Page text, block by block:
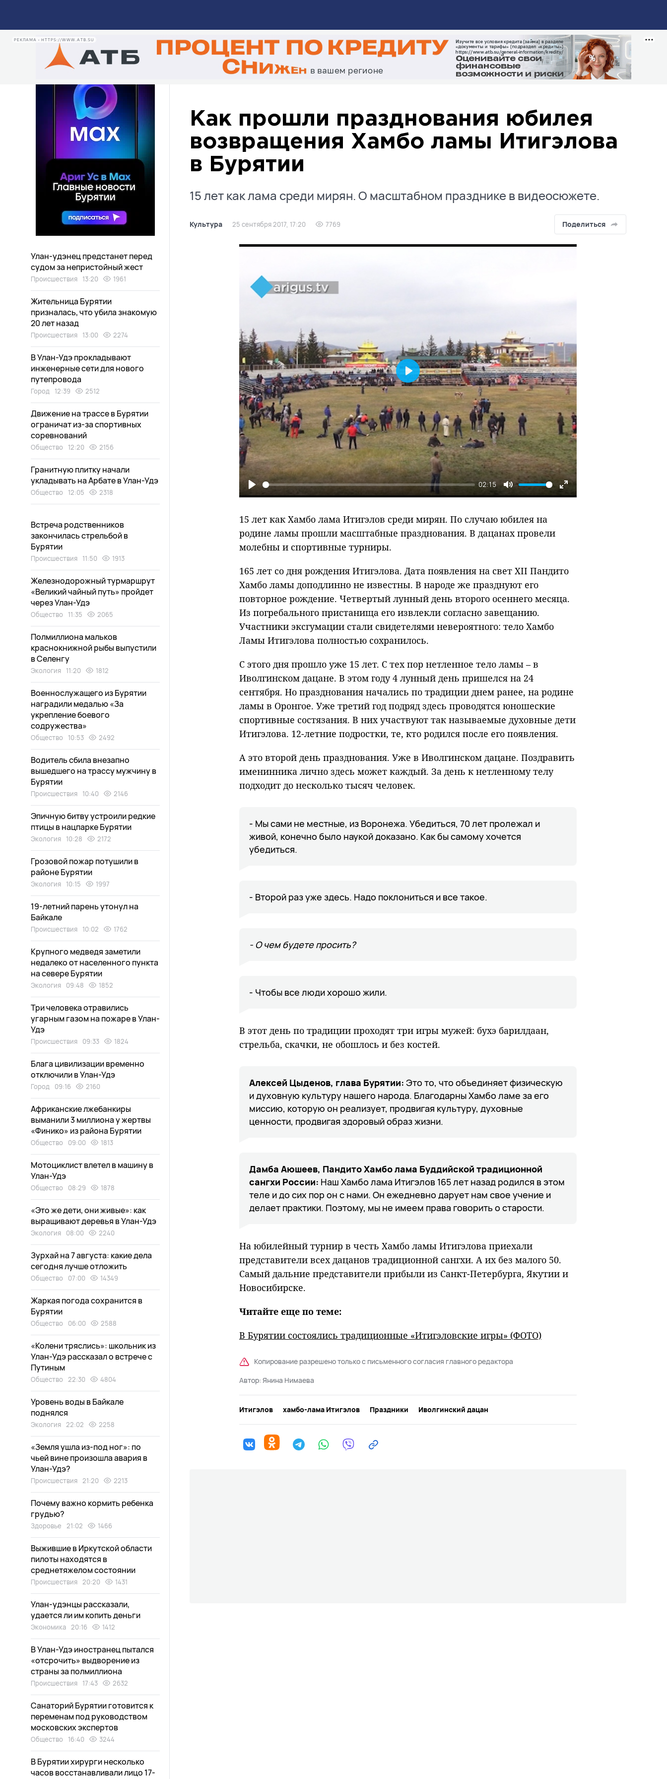
РЕКЛАМА • HTTPS://WWW.ATB.SU
Как прошли празднования юбилея
возвращения Хамбо ламы Итигэлова
в Бурятии
15 лет как лама среди мирян. О масштабном празднике в видеосюжете.
Культура 25 сентября 2017, 17:20 7769 Поделиться
Play
02:15
Mute
Enter
Play
15 лет как Хамбо лама Итигэлов среди мирян. По случаю юбилея на
родине ламы прошли масштабные празднования. В дацанах провели
молебны и спортивные турниры.
165 лет со дня рождения Итигэлова. Дата появления на свет XII Пандито
Хамбо ламы доподлинно не известны. В народе же празднуют его
повторное рождение. Четвертый лунный день второго осеннего месяца.
Из погребального пристанища его извлекли согласно завещанию.
Участники эксгумации стали свидетелями невероятного: тело Хамбо
Ламы Итигэлова полностью сохранилось.
С этого дня прошло уже 15 лет. С тех пор нетленное тело ламы – в
Иволгинском дацане. В этом году 4 лунный день пришелся на 24
сентября. Но празднования начались по традиции днем ранее, на родине
ламы в Оронгое. Уже третий год подряд здесь проводятся юношеские
спортивные состязания. В них участвуют так называемые духовные дети
Итигэлова. 12-летние подростки, те, кто родился после его появления.
А это второй день празднования. Уже в Иволгинском дацане. Поздравить
именинника лично здесь может каждый. За день к нетленному телу
подходит до несколько тысяч человек.
- Мы сами не местные, из Воронежа. Убедиться, 70 лет пролежал и
живой, конечно было наукой доказано. Как бы самому хочется
убедиться.
- Второй раз уже здесь. Надо поклониться и все такое.
- О чем будете просить?
- Чтобы все люди хорошо жили.
В этот день по традиции проходят три игры мужей: бухэ барилдаан,
стрельба, скачки, не обошлось и без костей.
Алексей Цыденов, глава Бурятии: Это то, что объединяет физическую
и духовную культуру нашего народа. Благодарны Хамбо ламе за его
миссию, которую он реализует, продвигая культуру, духовные
ценности, продвигая здоровый образ жизни.
Дамба Аюшеев, Пандито Хамбо лама Буддийской традиционной
сангхи России: Наш Хамбо лама Итигэлов 165 лет назад родился в этом
теле и до сих пор он с нами. Он ежедневно дарует нам свое учение и
делает практики. Поэтому, мы не имеем права говорить о старости.
На юбилейный турнир в честь Хамбо ламы Итигэлова приехали
представители всех дацанов традиционной сангхи. А их без малого 50.
Самый дальние представители прибыли из Санкт-Петербурга, Якутии и
Новосибирске.
Читайте еще по теме:
В Бурятии состоялись традиционные «Итигэловские игры» (ФОТО)
Копирование разрешено только с письменного согласия главного редактора
Автор: Янина Нимаева
Итигэлов хамбо-лама Итигэлов Праздники Иволгинский дацан
РЕКЛАМА • HTTPS://MAX.RU/ARIGUS
Улан-удэнец предстанет перед
судом за непристойный жест
Происшествия 13:20 1961
Жительница Бурятии
призналась, что убила знакомую
20 лет назад
Происшествия 13:00 2274
В Улан-Удэ прокладывают
инженерные сети для нового
путепровода
Город 12:39 2512
Движение на трассе в Бурятии
ограничат из-за спортивных
соревнований
Общество 12:20 2156
Гранитную плитку начали
укладывать на Арбате в Улан-Удэ
Общество 12:05 2318
Встреча родственников
закончилась стрельбой в
Бурятии
Происшествия 11:50 1913
Железнодорожный турмаршрут
«Великий чайный путь» пройдет
через Улан-Удэ
Общество 11:35 2065
Полмиллиона мальков
краснокнижной рыбы выпустили
в Селенгу
Экология 11:20 1812
Военнослужащего из Бурятии
наградили медалью «За
укрепление боевого
содружества»
Общество 10:53 2492
Водитель сбила внезапно
вышедшего на трассу мужчину в
Бурятии
Происшествия 10:40 2146
Эпичную битву устроили редкие
птицы в нацпарке Бурятии
Экология 10:28 2172
Грозовой пожар потушили в
районе Бурятии
Экология 10:15 1997
19-летний парень утонул на
Байкале
Происшествия 10:02 1762
Крупного медведя заметили
недалеко от населенного пункта
на севере Бурятии
Экология 09:48 1852
Три человека отравились
угарным газом на пожаре в Улан-
Удэ
Происшествия 09:33 1824
Блага цивилизации временно
отключили в Улан-Удэ
Город 09:16 2160
Африканские лжебанкиры
выманили 3 миллиона у жертвы
«Финико» из района Бурятии
Общество 09:00 1813
Мотоциклист влетел в машину в
Улан-Удэ
Общество 08:29 1878
«Это же дети, они живые»: как
выращивают деревья в Улан-Удэ
Экология 08:00 2240
Зурхай на 7 августа: какие дела
сегодня лучше отложить
Общество 07:00 14349
Жаркая погода сохранится в
Бурятии
Общество 06:00 2588
«Колени тряслись»: школьник из
Улан-Удэ рассказал о встрече с
Путиным
Общество 22:30 4804
Уровень воды в Байкале
поднялся
Экология 22:02 2258
«Земля ушла из-под ног»: по
чьей вине произошла авария в
Улан-Удэ?
Происшествия 21:20 2213
Почему важно кормить ребенка
грудью?
Здоровье 21:02 1466
Выжившие в Иркутской области
пилоты находятся в
среднетяжелом состоянии
Происшествия 20:20 1431
Улан-удэнцы рассказали,
удается ли им копить деньги
Экономика 20:16 1412
В Улан-Удэ иностранец пытался
«отсрочить» выдворение из
страны за полмиллиона
Происшествия 17:43 2632
Санаторий Бурятии готовится к
переменам под руководством
московских экспертов
Общество 16:40 3244
В Бурятии хирурги несколько
часов восстанавливали лицо 17-